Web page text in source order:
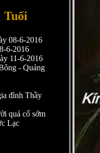
Tuổi
08-6-2016
6-2016
11-6-2016
- Quảng
đình Thầy
quá cố sớm
Lạc